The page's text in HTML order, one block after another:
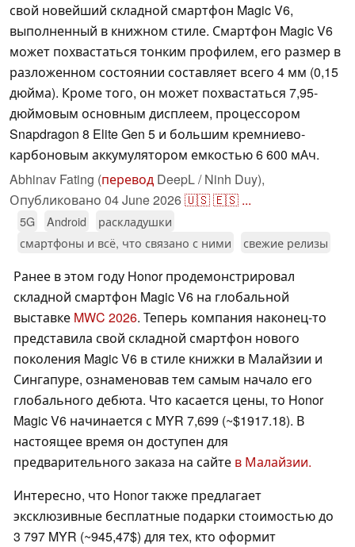
свой новейший складной смартфон Magic V6,
выполненный в книжном стиле. Смартфон Magic V6
может похвастаться тонким профилем, его размер в
разложенном состоянии составляет всего 4 мм (0,15
дюйма). Кроме того, он может похвастаться 7,95-
дюймовым основным дисплеем, процессором
Snapdragon 8 Elite Gen 5 и большим кремниево-
карбоновым аккумулятором емкостью 6 600 мАч.
Abhinav Fating (перевод DeepL / Ninh Duy),
Опубликовано 04 June 2026🇺🇸🇪🇸 ...
5G Android
раскладушки
смартфоны и всё, что связано с ними
свежие релизы
Ранее в этом году Honor продемонстрировал
складной смартфон Magic V6 на глобальной
выставке MWC 2026. Теперь компания наконец-то
представила свой складной смартфон нового
поколения Magic V6 в стиле книжки в Малайзии и
Сингапуре, ознаменовав тем самым начало его
глобального дебюта. Что касается цены, то Honor
Magic V6 начинается с MYR 7,699 (~$1917.18). В
настоящее время он доступен для
предварительного заказа на сайте в Малайзии.
Интересно, что Honor также предлагает
эксклюзивные бесплатные подарки стоимостью до
3 797 MYR (~945,47$) для тех, кто оформит